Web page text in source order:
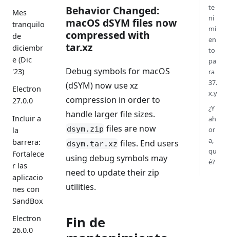
Mes
tranquilo
de
diciembr
e (Dic
'23)
Electron
27.0.0
Incluir a
la
barrera:
Fortalece
r las
aplicacio
nes con
SandBox
Electron
26.0.0
Behavior Changed:
macOS dSYM files now
compressed with
tar.xz
Debug symbols for macOS
(dSYM) now use xz
compression in order to
handle larger file sizes.
dsym.zip files are now
dsym.tar.xz files. End users
using debug symbols may
need to update their zip
utilities.
Fin de
te
ni
mi
en
to
pa
ra
37.
x.y
¿Y
ah
or
a,
qu
é?